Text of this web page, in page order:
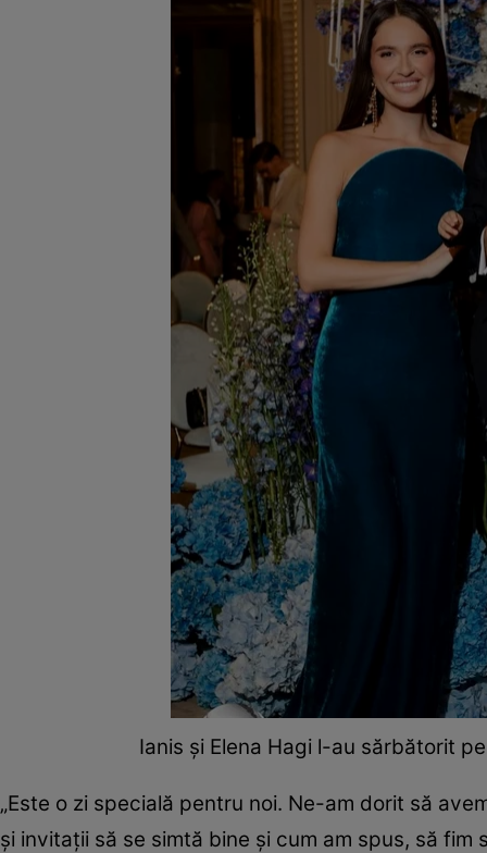
Ianis și Elena Hagi l-au sărbătorit
„Este o zi specială pentru noi. Ne-am dorit să
și invitații să se simtă bine și cum am spus, să fim